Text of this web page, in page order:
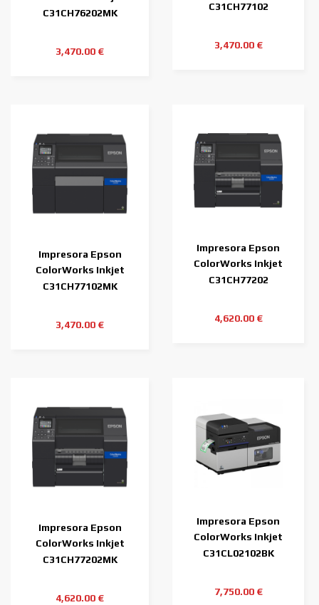
C6000Pe MK (tinta
C31CH76202MK
3,470.00 €
C6500Ae
C31CH77102
3,470.00 €
Impresora Epson
ColorWorks Inkjet
C6500Ae MK (tinta
C31CH77102MK
3,470.00 €
Impresora Epson
ColorWorks Inkjet
C6500Pe
C31CH77202
4,620.00 €
Impresora Epson
ColorWorks Inkjet
C6500Pe MK (tinta
C31CH77202MK
4,620.00 €
Impresora Epson
ColorWorks Inkjet
C8000
C31CL02102BK
7,750.00 €